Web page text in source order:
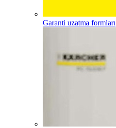
Garanti uzatma formları